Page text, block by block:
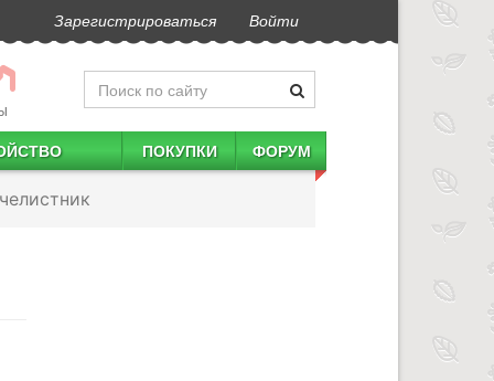
Зарегистрироваться Войти
ПОКУПКИ ФОРУМ